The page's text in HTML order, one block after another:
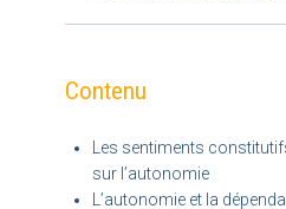
Contenu
Les sentiments
sur l’autonomie
L’autonomie et la